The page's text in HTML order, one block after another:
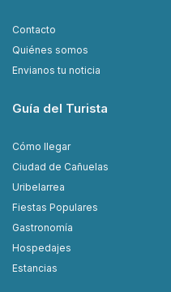
Contacto
Quiénes somos
Envianos tu noticia
Guía del Turista
Cómo llegar
Ciudad de Cañuelas
Uribelarrea
Fiestas Populares
Gastronomía
Hospedajes
Estancias